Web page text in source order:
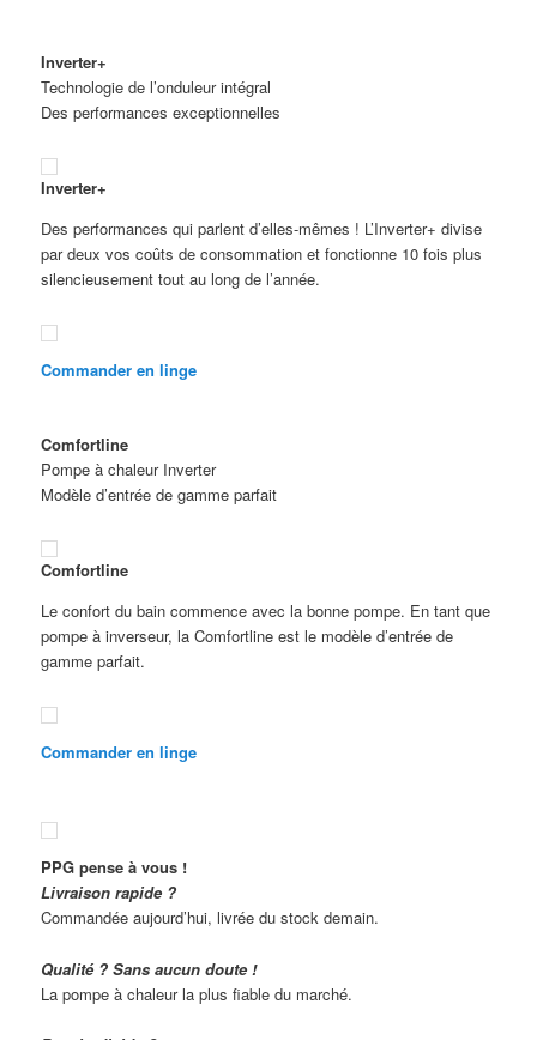
Inverter+
Technologie de l’onduleur intégral
Des performances exceptionnelles
Inverter+
Des performances qui parlent d’elles-mêmes ! L’Inverter+ divise
par deux vos coûts de consommation et fonctionne 10 fois plus
silencieusement tout au long de l’année.
Commander en linge
Comfortline
Pompe à chaleur Inverter
Modèle d’entrée de gamme parfait
Comfortline
Le confort du bain commence avec la bonne pompe. En tant que
pompe à inverseur, la Comfortline est le modèle d’entrée de
gamme parfait.
Commander en linge
PPG pense à vous !
Livraison rapide ?
Commandée aujourd’hui, livrée du stock demain.
Qualité ? Sans aucun doute !
La pompe à chaleur la plus fiable du marché.